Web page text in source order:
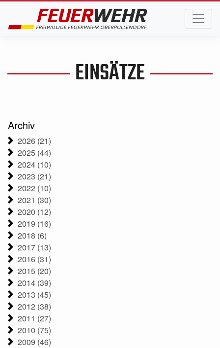
EINSÄTZE
Archiv
2026 (21)
2025 (44)
2024 (10)
2023 (21)
2022 (10)
2021 (30)
2020 (12)
2019 (16)
2018 (6)
2017 (13)
2016 (31)
2015 (20)
2014 (39)
2013 (45)
2012 (38)
2011 (27)
2010 (75)
2009 (46)